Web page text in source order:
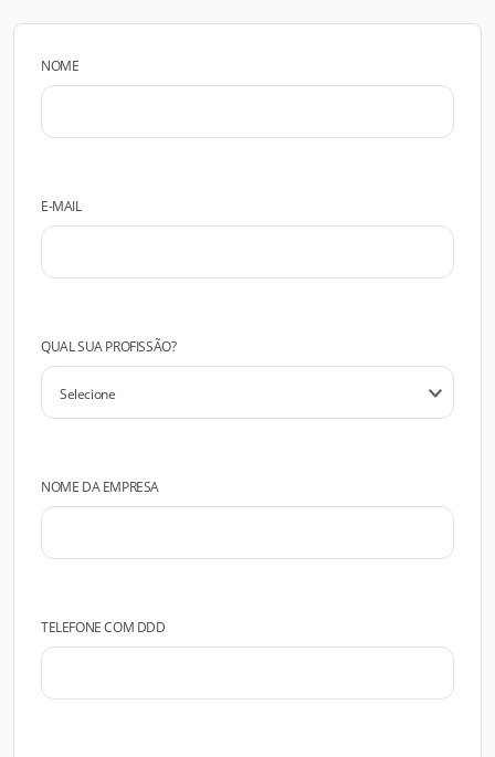
NOME
E-MAIL
QUAL SUA PROFISSÃO?
NOME DA EMPRESA
TELEFONE COM DDD